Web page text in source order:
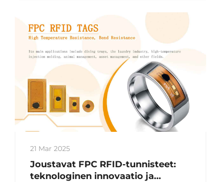
tärkeämmän tekniikan älykkään
liikkumisen kannalta...
21 Mar 2025
Joustavat FPC RFID-tunnisteet:
teknologinen innovaatio ja